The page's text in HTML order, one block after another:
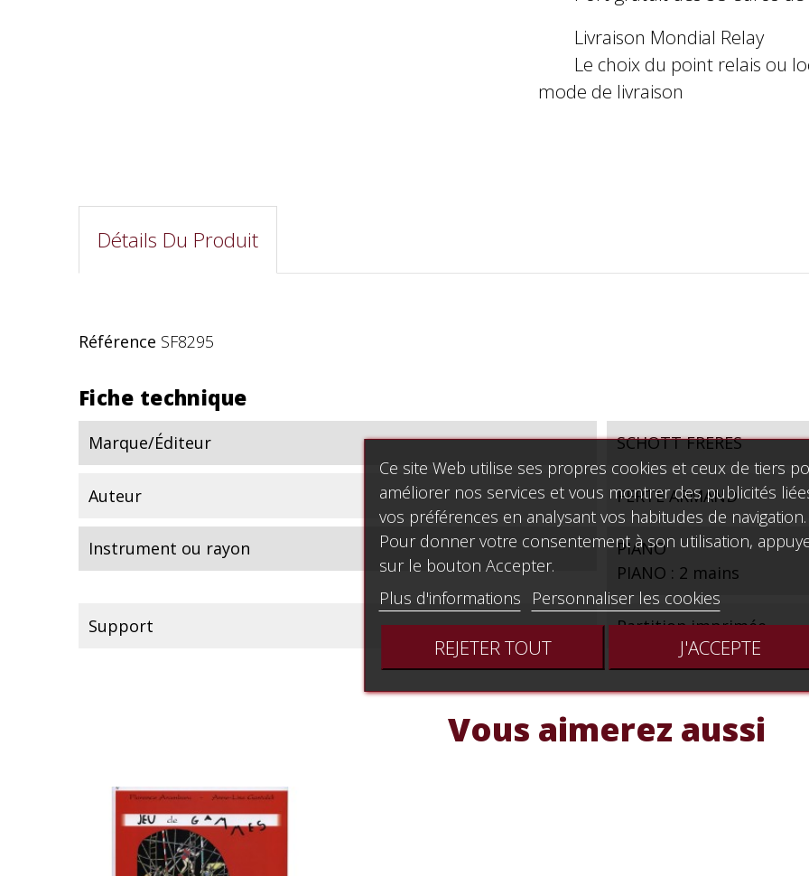
Livraison Mondial Relay
Le choix du point relais ou
mode de livraison
Détails Du Produit
Référence SF8295
Fiche technique
Marque/Éditeur SCHOTT FRERES
Auteur FERTE ARMAND
Instrument ou rayon
PIANO
PIANO : 2 mains
Support Partition imprimée
Vous aimerez aussi
Ce site Web utilise ses propres cookies et ceux de tiers
améliorer nos services et vous montrer des publicités
vos préférences en analysant vos habitudes de navigation.
Pour donner votre consentement à son utilisation,
sur le bouton Accepter.
Plus d'informations
Personnaliser les cookies
REJETER TOUT J'ACCEPTE